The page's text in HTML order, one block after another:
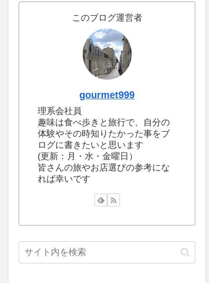
このブログ運営者
gourmet999
理系会社員
趣味は食べ歩きと旅行で、自分の
体験やその時知りたかった事をブ
ログに書きたいと思います
(更新：月・水・金曜日）
皆さんの旅やお店選びの参考にな
れば幸いです